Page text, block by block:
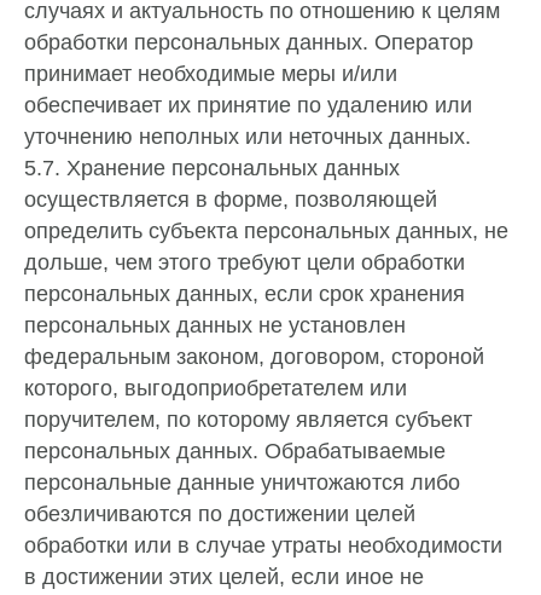
случаях и актуальность по отношению к целям
обработки персональных данных. Оператор
принимает необходимые меры и/или
обеспечивает их принятие по удалению или
уточнению неполных или неточных данных.
5.7. Хранение персональных данных
осуществляется в форме, позволяющей
определить субъекта персональных данных, не
дольше, чем этого требуют цели обработки
персональных данных, если срок хранения
персональных данных не установлен
федеральным законом, договором, стороной
которого, выгодоприобретателем или
поручителем, по которому является субъект
персональных данных. Обрабатываемые
персональные данные уничтожаются либо
обезличиваются по достижении целей
обработки или в случае утраты необходимости
в достижении этих целей, если иное не